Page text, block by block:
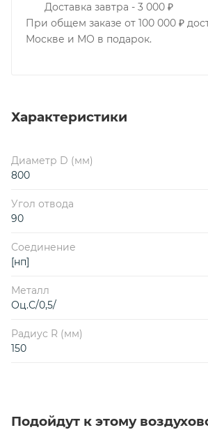
Доставка завтра - 3 000 ₽
При общем заказе от 100 000 ₽
Москве и МО в подарок.
Характеристики
Диаметр D (мм)
800
Угол отвода
90
Соединение
[нп]
Металл
Оц.С/0,5/
Радиус R (мм)
150
Подойдут к этому